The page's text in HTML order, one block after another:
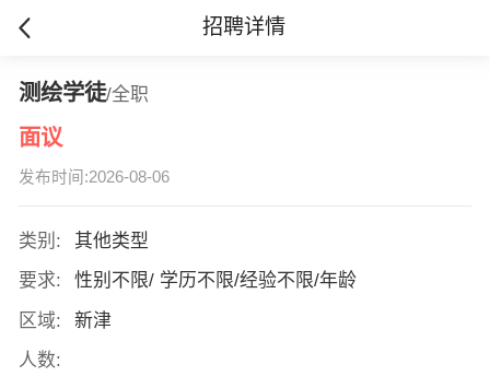
招聘详情
测绘学徒/全职
面议
发布时间:2026-08-06
类别:
其他类型
要求:
性别不限/ 学历不限/经验不限/年龄
区域:
新津
人数: